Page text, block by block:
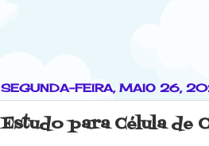
SEGUNDA-FEIRA, MAIO 26,
Estudo para Célula de